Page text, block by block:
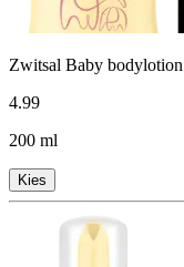
Zwitsal Baby bodylotion
4.99
200 ml
Kies